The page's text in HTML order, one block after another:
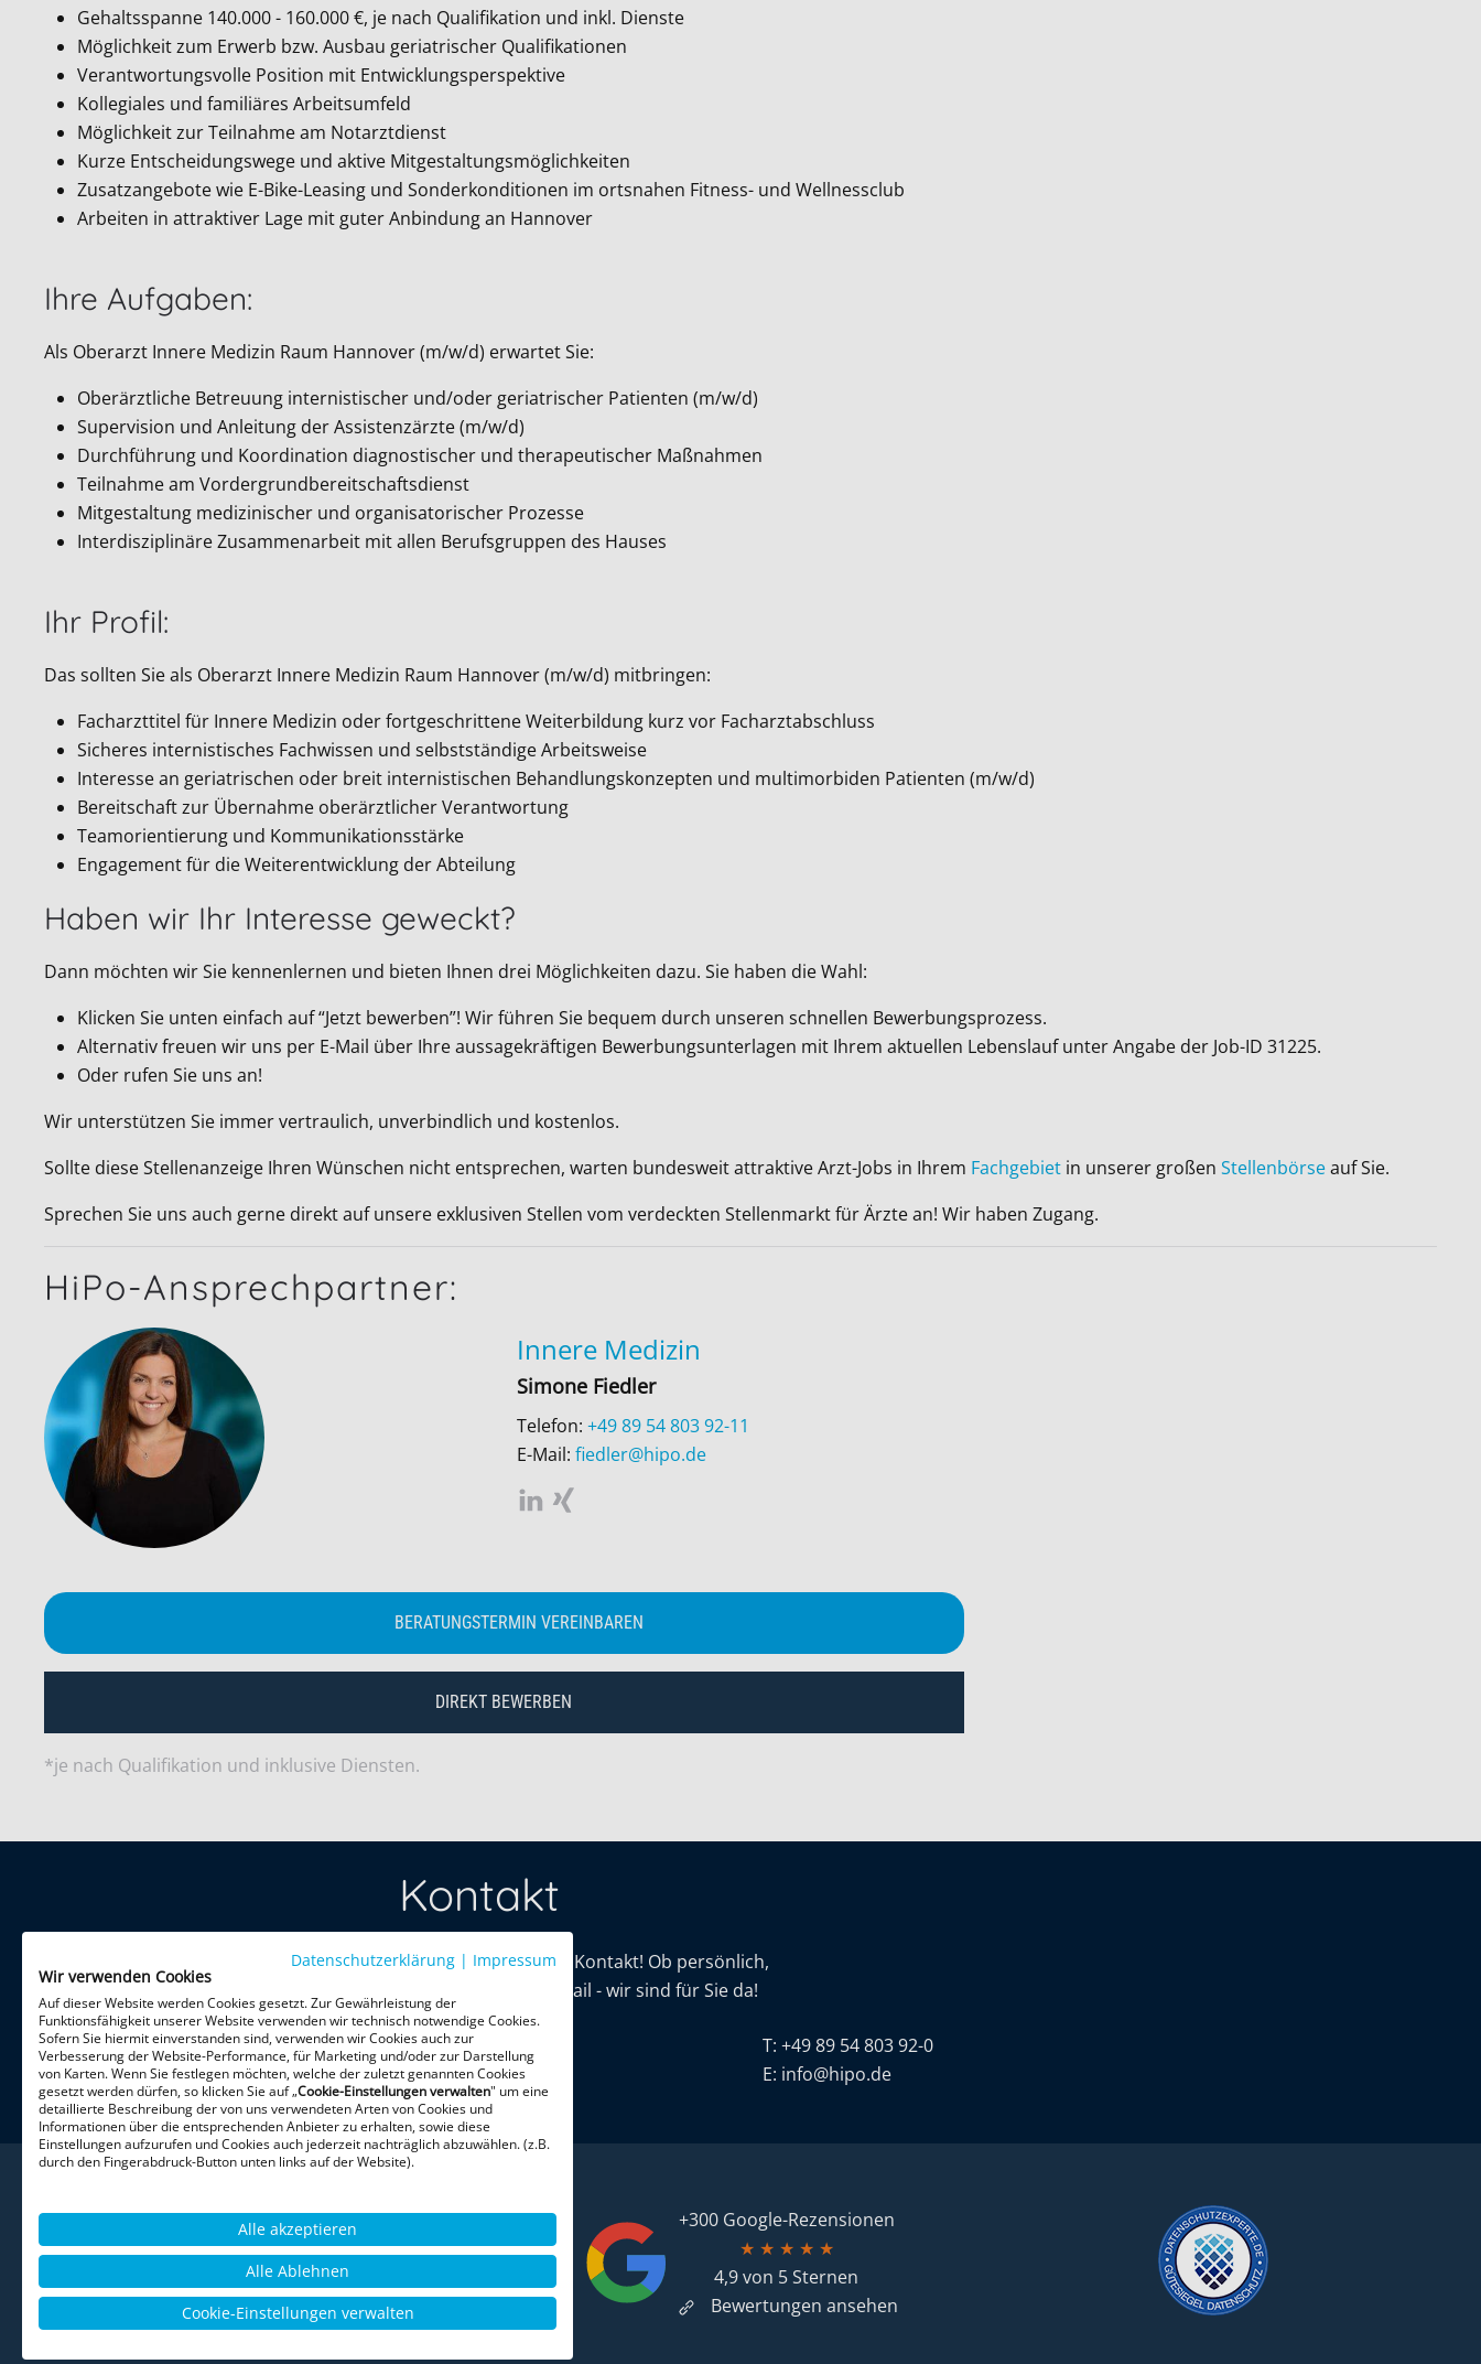
Gehaltsspanne 140.000 - 160.000 €, je nach Qualifikation und inkl. Dienste
Möglichkeit zum Erwerb bzw. Ausbau geriatrischer Qualifikationen
Verantwortungsvolle Position mit Entwicklungsperspektive
Kollegiales und familiäres Arbeitsumfeld
Möglichkeit zur Teilnahme am Notarztdienst
Kurze Entscheidungswege und aktive Mitgestaltungsmöglichkeiten
Zusatzangebote wie E-Bike-Leasing und Sonderkonditionen im ortsnahen Fitness- und Wellnessclub
Arbeiten in attraktiver Lage mit guter Anbindung an Hannover
Ihre Aufgaben:
Als Oberarzt Innere Medizin Raum Hannover (m/w/d) erwartet Sie:
Oberärztliche Betreuung internistischer und/oder geriatrischer Patienten (m/w/d)
Supervision und Anleitung der Assistenzärzte (m/w/d)
Durchführung und Koordination diagnostischer und therapeutischer Maßnahmen
Teilnahme am Vordergrundbereitschaftsdienst
Mitgestaltung medizinischer und organisatorischer Prozesse
Interdisziplinäre Zusammenarbeit mit allen Berufsgruppen des Hauses
Ihr Profil:
Das sollten Sie als Oberarzt Innere Medizin Raum Hannover (m/w/d) mitbringen:
Facharzttitel für Innere Medizin oder fortgeschrittene Weiterbildung kurz vor Facharztabschluss
Sicheres internistisches Fachwissen und selbstständige Arbeitsweise
Interesse an geriatrischen oder breit internistischen Behandlungskonzepten und multimorbiden Patienten (m/w/d)
Bereitschaft zur Übernahme oberärztlicher Verantwortung
Teamorientierung und Kommunikationsstärke
Engagement für die Weiterentwicklung der Abteilung
Haben wir Ihr Interesse geweckt?
Dann möchten wir Sie kennenlernen und bieten Ihnen drei Möglichkeiten dazu. Sie haben die Wahl:
Klicken Sie unten einfach auf “Jetzt bewerben”! Wir führen Sie bequem durch unseren schnellen Bewerbungsprozess.
Alternativ freuen wir uns per E-Mail über Ihre aussagekräftigen Bewerbungsunterlagen mit Ihrem aktuellen Lebenslauf unter Angabe der Job-ID 31225.
Oder rufen Sie uns an!
Wir unterstützen Sie immer vertraulich, unverbindlich und kostenlos.
Sollte diese Stellenanzeige Ihren Wünschen nicht entsprechen, warten bundesweit attraktive Arzt-Jobs in Ihrem Fachgebiet in unserer großen Stellenbörseauf Sie.
Sprechen Sie uns auch gerne direkt auf unsere exklusiven Stellen vom verdeckten Stellenmarkt für Ärzte an! Wir haben Zugang.
HiPo-Ansprechpartner:
Innere Medizin
Simone Fiedler
Telefon:+49 89 54 803 92-11
E-Mail:fiedler@hipo.de
BERATUNGSTERMIN VEREINBAREN
DIREKT BEWERBEN
*je nach Qualifikation und inklusive Diensten.
Kontakt
Treten Sie mit uns in Kontakt! Ob persönlich,
per Telefon oder E-Mail - wir sind für Sie da!
HiPo Executive
Theatinerstr. 16
80333 München
T: +49 89 54 803 92-0
E: info@hipo.de
Datenschutz AGB Impressum
+300 Google-Rezensionen
★ ★ ★ ★ ★
4,9 von 5 Sternen
Bewertungen ansehen
Datenschutzerklärung | Impressum
Wir verwenden Cookies
Auf dieser Website werden Cookies gesetzt. Zur Gewährleistung der
Funktionsfähigkeit unserer Website verwenden wir technisch notwendige Cookies.
Sofern Sie hiermit einverstanden sind, verwenden wir Cookies auch zur
Verbesserung der Website-Performance, für Marketing und/oder zur Darstellung
von Karten. Wenn Sie festlegen möchten, welche der zuletzt genannten Cookies
gesetzt werden dürfen, so klicken Sie auf „Cookie-Einstellungen verwalten" um eine
detaillierte Beschreibung der von uns verwendeten Arten von Cookies und
Informationen über die entsprechenden Anbieter zu erhalten, sowie diese
Einstellungen aufzurufen und Cookies auch jederzeit nachträglich abzuwählen. (z.B.
durch den Fingerabdruck-Button unten links auf der Website).
Alle akzeptieren
Alle Ablehnen
Cookie-Einstellungen verwalten